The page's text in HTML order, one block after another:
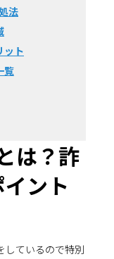
法
ット
覧
は？詐
ント
しているので特別